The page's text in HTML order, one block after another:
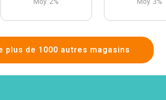
plus de 1000 autres magasins